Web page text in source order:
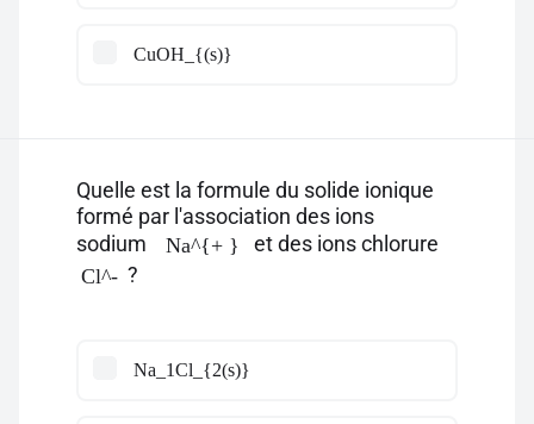
CuOH_{(s)}
Quelle est la formule du solide ionique
formé par l'association des ions
sodium
Na^{+ } et des ions chlorure
Cl^- ?
Na_1Cl_{2(s)}